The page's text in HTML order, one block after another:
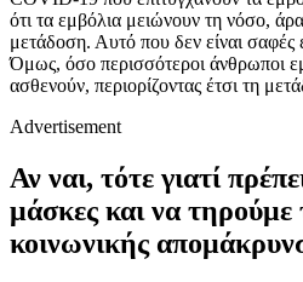
ότι τα εμβόλια μειώνουν τη νόσο,
μετάδοση. Αυτό που δεν είναι σαφές
Όμως, όσο περισσότεροι άνθρωποι
ασθενούν, περιορίζοντας έτσι τη
Advertisement
Αν ναι, τότε γιατί
μάσκες και να τηρούμε
κοινωνικής